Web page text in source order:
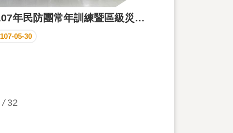
107年民防團常年訓練暨區級災害防救教育訓練花絮
107-05-30
/ 32